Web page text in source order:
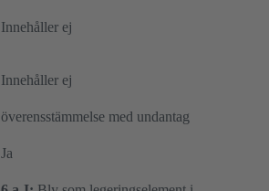
Innehåller ej
Innehåller ej
överensstämmelse med undantag
Ja